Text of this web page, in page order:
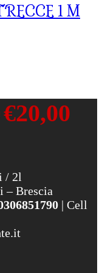
1 M
€20,00
/ 2l
– Brescia
| Cell